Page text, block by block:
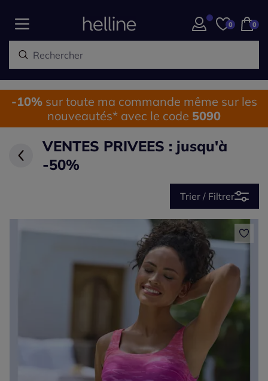
0 0
-10%sur toute ma commande même sur les
nouveautés* avec le code 5090
VENTES PRIVEES : jusqu'à
-50%
Trier / Filtrer